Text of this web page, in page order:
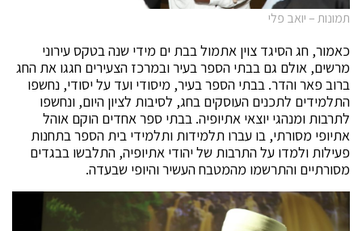
תמונות – יואב פלי
כאמור, חג הסיגד צוין אתמול בבת ים מידי שנה בטקס עירוני
מרשים, אולם גם בבתי הספר בעיר ובמרכז הצעירים חגגו את החג
ברוב פאר והדר. בבתי הספר בעיר, מיסודי ועד על יסודי, נחשפו
התלמידים לתכנים העוסקים בחג, לסיבות לציון היום, ונחשפו
לתרבות ומנהגי יוצאי אתיופיה. בבתי ספר אחדים הוקם אוהל
אתיופי מסורתי, בו עברו תלמידות ותלמידי בית הספר בתחנות
פעילות ולמדו על התרבות של יהודי אתיופיה, התלבשו בבגדים
מסורתיים והתרשמו מהמטבח העשיר והיופי שבעדה.